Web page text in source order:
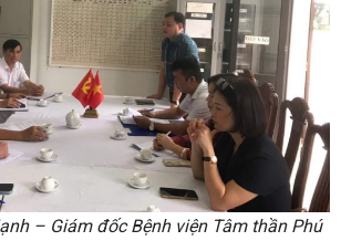
– Giám đốc Bệnh viện Tâm thần Phú